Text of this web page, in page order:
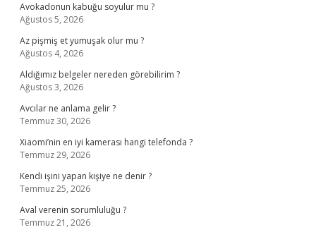
Avokadonun kabuğu soyulur mu ?
Ağustos 5, 2026
Az pişmiş et yumuşak olur mu ?
Ağustos 4, 2026
Aldığımız belgeler nereden görebilirim ?
Ağustos 3, 2026
Avcılar ne anlama gelir ?
Temmuz 30, 2026
Xiaomi’nin en iyi kamerası hangi telefonda ?
Temmuz 29, 2026
Kendi işini yapan kişiye ne denir ?
Temmuz 25, 2026
Aval verenin sorumluluğu ?
Temmuz 21, 2026